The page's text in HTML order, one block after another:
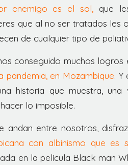
enemigo es el sol, que
que al no ser tratados les
de cualquier tipo de
conseguido muchos logros
pandemia, en Mozambique. Y
historia que muestra,
lo imposible.
andan entre nosotros,
con albinismo que es
en la película Black man